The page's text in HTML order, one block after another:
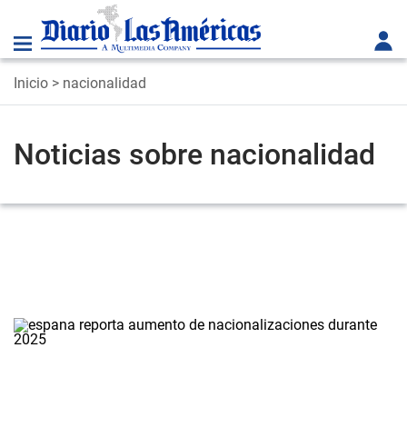
Inicio > nacionalidad
Noticias sobre nacionalidad